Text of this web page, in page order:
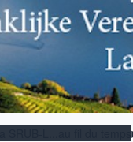
La SRUB-L...au fil du temps